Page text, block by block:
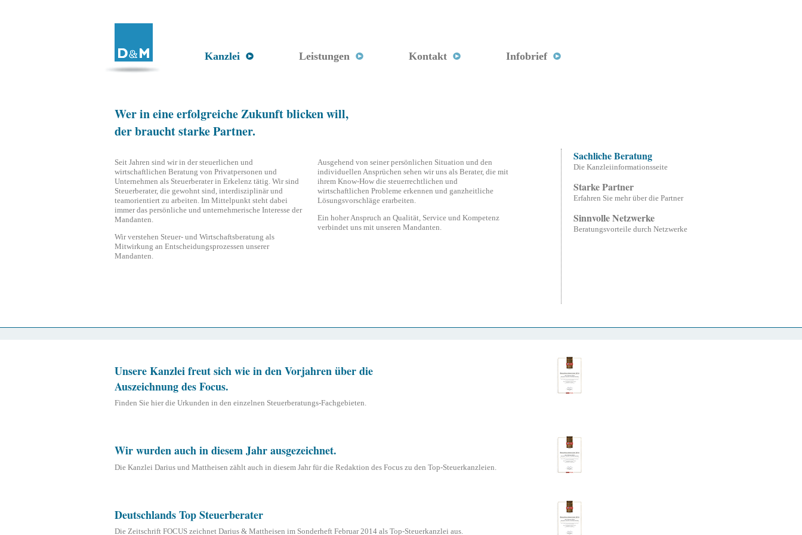
Kanzlei Leistungen Kontakt Infobrief
Sachliche Beratung
Die Kanzleiinformationsseite
Starke Partner
Erfahren Sie mehr über die Partner
Sinnvolle Netzwerke
Beratungsvorteile durch Netzwerke
Wer in eine erfolgreiche Zukunft blicken will,
der braucht starke Partner.
Seit Jahren sind wir in der steuerlichen und
wirtschaftlichen Beratung von Privatpersonen und
Unternehmen als Steuerberater in Erkelenz tätig. Wir sind
Steuerberater, die gewohnt sind, interdisziplinär und
teamorientiert zu arbeiten. Im Mittelpunkt steht dabei
immer das persönliche und unternehmerische Interesse der
Mandanten.
Wir verstehen Steuer- und Wirtschaftsberatung als
Mitwirkung an Entscheidungsprozessen unserer
Mandanten.
Ausgehend von seiner persönlichen Situation und den
individuellen Ansprüchen sehen wir uns als Berater, die mit
ihrem Know-How die steuerrechtlichen und
wirtschaftlichen Probleme erkennen und ganzheitliche
Lösungsvorschläge erarbeiten.
Ein hoher Anspruch an Qualität, Service und Kompetenz
verbindet uns mit unseren Mandanten.
Unsere Kanzlei freut sich wie in den Vorjahren über die
Auszeichnung des Focus.
Finden Sie hier die Urkunden in den einzelnen Steuerberatungs-Fachgebieten.
Wir wurden auch in diesem Jahr ausgezeichnet.
Die Kanzlei Darius und Mattheisen zählt auch in diesem Jahr für die Redaktion des Focus zu den Top-Steuerkanzleien.
Deutschlands Top Steuerberater
Die Zeitschrift FOCUS zeichnet Darius & Mattheisen im Sonderheft Februar 2014 als Top-Steuerkanzlei aus.